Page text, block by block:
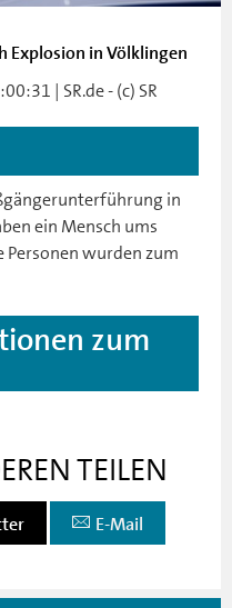
Explosion in Völklingen
| SR.de - (c) SR
in
ein Mensch ums
Personen wurden zum
zum
TEILEN
E-Mail